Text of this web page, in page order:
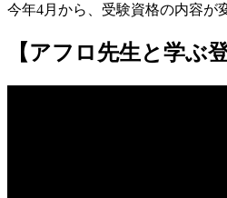
今年4月から、受験資格の内容が
【アフロ先生と学ぶ